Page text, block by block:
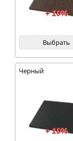
+ 10%
Выбрать
Черный
+ 10%